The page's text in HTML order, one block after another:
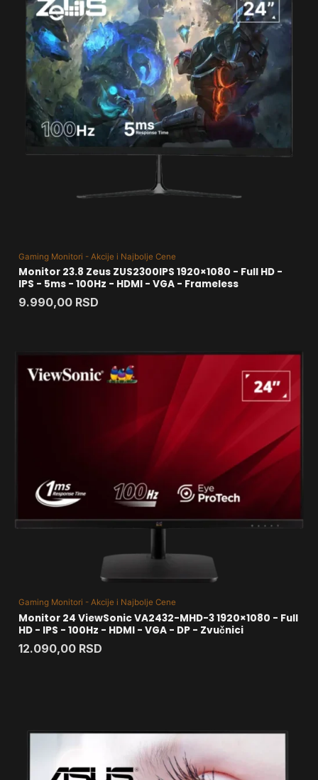
Gaming Monitori - Akcije i Najbolje Cene
Monitor 23.8 Zeus ZUS2300IPS 1920×1080 - Full HD -
IPS - 5ms - 100Hz - HDMI - VGA - Frameless
9.990,00 RSD
Gaming Monitori - Akcije i Najbolje Cene
Monitor 24 ViewSonic VA2432-MHD-3 1920×1080 - Full
HD - IPS - 100Hz - HDMI - VGA - DP - Zvučnici
12.090,00 RSD